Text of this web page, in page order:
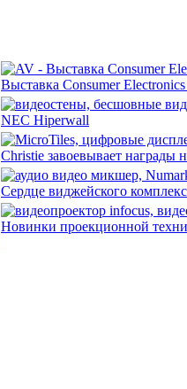
Выставка Consumer
NEC Hiperwall
Christie завоевывает награды
Сердце виджейского
Новинки проекционной